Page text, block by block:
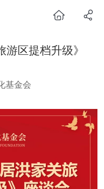
游区提档升级》
基金会